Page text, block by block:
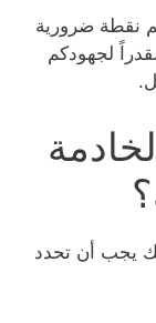
نقطة ضرورية
لجهودكم
يجب أن تحدد